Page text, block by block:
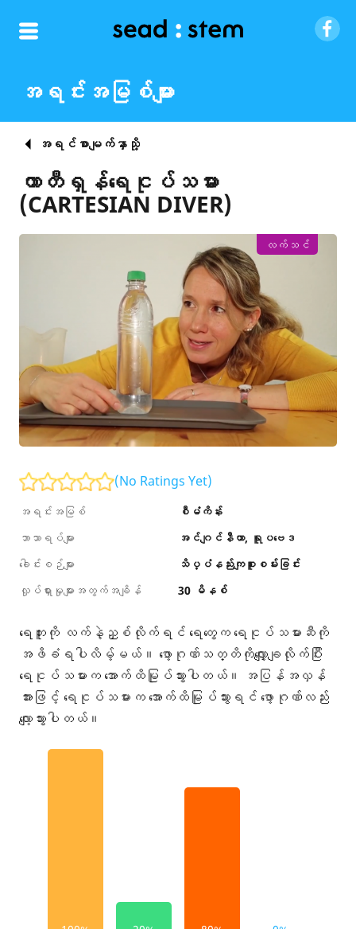
အရင်းအမြစ်များ
အရင်စာမျက်နှာသို့
ကာတီရှန်ရေငုပ်သမား
(CARTESIAN DIVER)
လက်သင်
(No Ratings Yet)
အရင်းအမြစ်
စီမံကိန်း
ဘာသာရပ်များ
အင်ဂျင်နီယာ
ရူပဗေဒ
ခေါင်းစဉ်များ
သိပ္ပံနည်းကျစူးစမ်းခြင်း
လှုပ်ရှားမှုများအတွက်အချိန်
30 မိနစ်
ရေဘူးကို လက်နဲ့ညှစ်လိုက်ရင် ရေတွေက ရေငုပ်သမားဆီကို
အဖိခံရပါလိမ့်မယ်။ ဖော့ဂုဏ်သတ္တိကိုလျှော့ချလိုက်ပြီး
ရေငုပ်သမားက အောက်ထိမြုပ်သွားပါတယ်။ အပြန်အလှန်
အားဖြင့် ရေငုပ်သမားက အောက်ထိမြုပ်သွားရင် ဖော့ဂုဏ်လည်း
လျော့သွားပါတယ်။